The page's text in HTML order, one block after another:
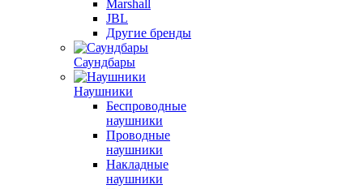
Marshall
JBL
Другие бренды
Саундбары
Наушники
Беспроводные
наушники
Проводные
наушники
Накладные
наушники